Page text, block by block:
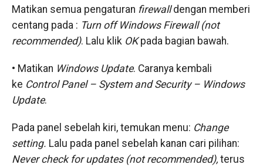
Matikan semua pengaturan firewalldengan memberi
centang pada : Turn off Windows Firewall (not
recommended). Lalu klik OKpada bagian bawah.
• Matikan Windows Update. Caranya kembali
ke Control Panel – System and Security – Windows
Update.
Pada panel sebelah kiri, temukan menu: Change
setting. ​Lalu pada panel sebelah kanan cari pilihan:
Never check for updates (not recommended), ​terus